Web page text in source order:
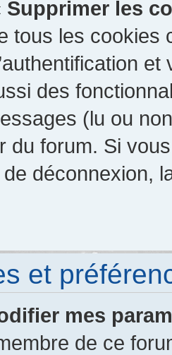
Supprimer les
tous les cookies
des
(lu ou
du forum. Si
déconnexion,
et
mes
de ce